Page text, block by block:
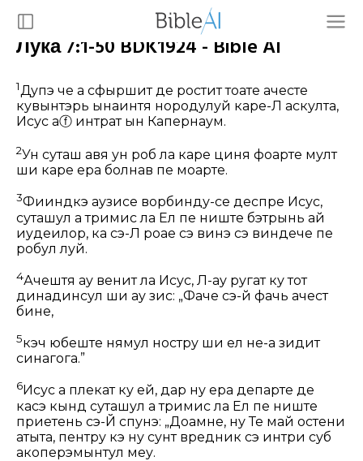
Лука 7:1-50 BDK1924 - Bible AI
1Дупэ че а сфыршит де ростит тоате ачесте
кувынтэрь ынаинтя нородулуй каре-Л аскулта,
Исус аⓕ интрат ын Капернаум.
2Ун суташ авя ун роб ла каре циня фоарте мулт
ши каре ера болнав пе моарте.
3Фииндкэ аузисе ворбинду-се деспре Исус,
суташул а тримис ла Ел пе ниште бэтрынь ай
иудеилор, ка сэ-Л роаӂе сэ винэ сэ виндече пе
робул луй.
4Ачештя ау венит ла Исус, Л-ау ругат ку тот
динадинсул ши ау зис: „Фаче сэ-й фачь ачест
бине,
5кэч юбеште нямул ностру ши ел не-а зидит
синагога.”
6Исус а плекат ку ей, дар ну ера департе де
касэ кынд суташул а тримис ла Ел пе ниште
приетень сэ-Й спунэ: „Доамне, ну Те май остени
атыта, пентру кэ ну сунт вредник сэ интри суб
акоперэмынтул меу.